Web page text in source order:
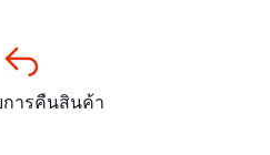
การคืนสินค้า